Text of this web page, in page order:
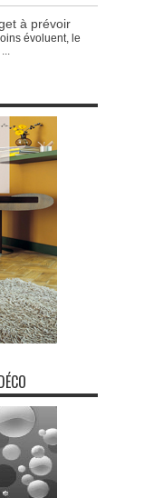
à prévoir
évoluent, le
...